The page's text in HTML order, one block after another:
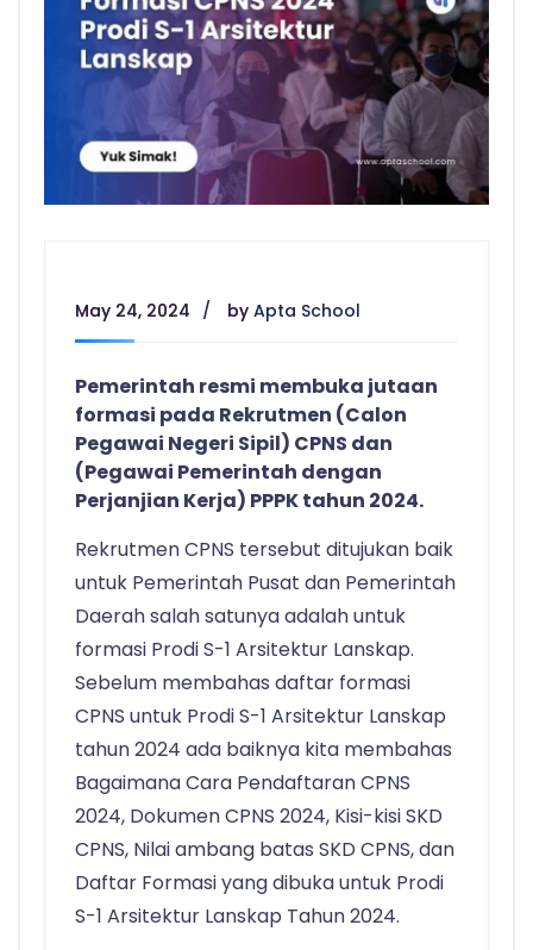
May 24, 2024 by Apta School
Pemerintah resmi membuka jutaan
formasi pada Rekrutmen (Calon
Pegawai Negeri Sipil) CPNS dan
(Pegawai Pemerintah dengan
Perjanjian Kerja) PPPK tahun 2024.
Rekrutmen CPNS tersebut ditujukan baik
untuk Pemerintah Pusat dan Pemerintah
Daerah salah satunya adalah untuk
formasi Prodi S-1 Arsitektur Lanskap.
Sebelum membahas daftar formasi
CPNS untuk Prodi S-1 Arsitektur Lanskap
tahun 2024 ada baiknya kita membahas
Bagaimana Cara Pendaftaran CPNS
2024, Dokumen CPNS 2024, Kisi-kisi SKD
CPNS, Nilai ambang batas SKD CPNS, dan
Daftar Formasi yang dibuka untuk Prodi
S-1 Arsitektur Lanskap Tahun 2024.